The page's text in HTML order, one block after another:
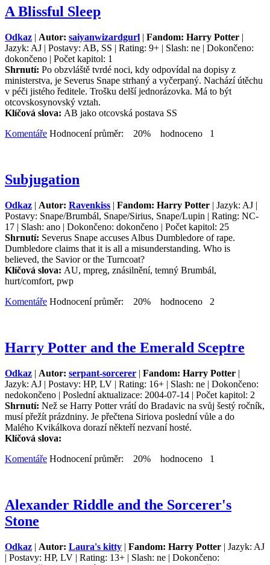
A Blissful Sleep
Odkaz | Autor: saiyanwizardgurl | Fandom: Harry Potter |
Jazyk: AJ | Postavy: AB, SS | Rating: 9+ | Slash: ne | Dokončeno:
dokončeno | Počet kapitol: 1
Shrnutí: Po obzvláště tvrdé noci, kdy odpovídal na dopisy z
ministerstva, je Severus Snape strhaný a vyčerpaný. Nachází útěchu
v péči jistého ředitele. Trošku delší jednorázovka. Má to být
otcovskosynovský vztah.
Klíčová slova: AB jako otcovská postava SS
Komentáře Hodnocení průměr: 20% hodnoceno 1
Subjugation
Odkaz | Autor: Ravenkiss | Fandom: Harry Potter | Jazyk: AJ |
Postavy: Snape/Brumbál, Snape/Sirius, Snape/Lupin | Rating: NC-
17 | Slash: ano | Dokončeno: dokončeno | Počet kapitol: 25
Shrnutí: Severus Snape accuses Albus Dumbledore of rape.
Dumbledore claims that it is all a misunderstanding. Who is
believed, the Savior or the Turncoat?
Klíčová slova: AU, mpreg, znásilnění, temný Brumbál,
hurt/comfort, pwp
Komentáře Hodnocení průměr: 20% hodnoceno 2
Harry Potter and the Emerald Sceptre
Odkaz | Autor: serpant-sorcerer | Fandom: Harry Potter |
Jazyk: AJ | Postavy: HP, LV | Rating: 16+ | Slash: ne | Dokončeno:
nedokončeno | Poslední aktualizace: 2004-07-14 | Počet kapitol: 2
Shrnutí: Než se Harry Potter vrátí do Bradavic na svůj šestý ročník,
musí přežít prázdniny. Je přečtena Siriova poslední vůle a do
Malého Kvikálkova dorazí někteří nezvaní hosté.
Klíčová slova:
Komentáře Hodnocení průměr: 20% hodnoceno 1
Alexander Riddle and the Sorcerer's
Stone
Odkaz | Autor: Laura's kitty | Fandom: Harry Potter | Jazyk: AJ
| Postavy: HP, LV | Rating: 13+ | Slash: ne | Dokončeno: